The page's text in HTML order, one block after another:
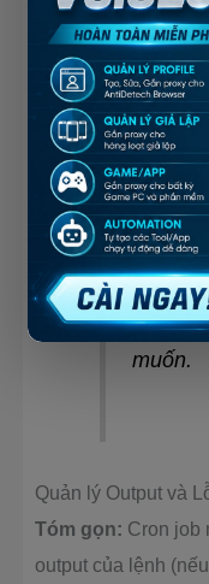
Mẹo:
quan
dụng-
xác
hãy
động
thể gây
muốn.
Quản lý Output và
Tóm gọn: Cron job
output của lệnh